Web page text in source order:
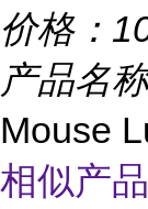
价格：
产品名称
Mouse
相似产